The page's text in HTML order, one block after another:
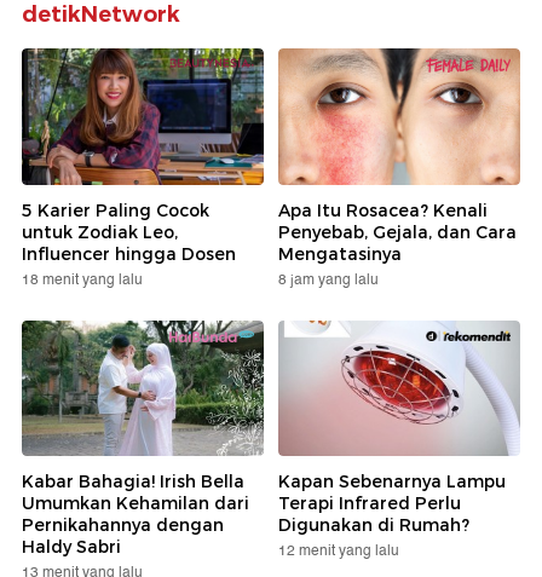
detikNetwork
5 Karier Paling Cocok
untuk Zodiak Leo,
Influencer hingga Dosen
18 menit yang lalu
Apa Itu Rosacea? Kenali
Penyebab, Gejala, dan Cara
Mengatasinya
8 jam yang lalu
Kabar Bahagia! Irish Bella
Umumkan Kehamilan dari
Pernikahannya dengan
Haldy Sabri
Kapan Sebenarnya Lampu
Terapi Infrared Perlu
Digunakan di Rumah?
12 menit yang lalu